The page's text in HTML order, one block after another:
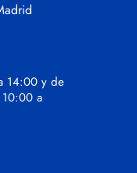
14:00 y de
a